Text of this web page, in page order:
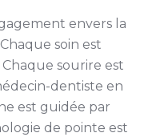
envers la
soin est
sourire est
dentiste en
est guidée par
de pointe est